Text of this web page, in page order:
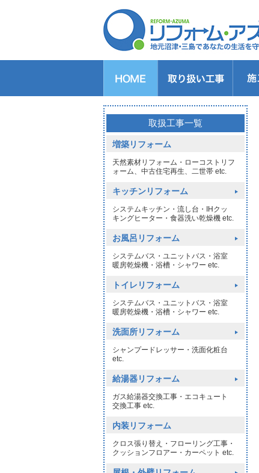
キッチンのリフォーム
バスルームのリフォーム
トイレのリフォーム
洗面所のリフォーム
給湯器交換
窓リフォーム
玄関リフォーム
1DAYリフォーム
外壁・屋根塗装
取扱工事一覧
増築リフォーム
天然素材リフォーム・ローコストリフ
ォーム、中古住宅再生、二世帯 etc.
キッチンリフォーム
システムキッチン・流し台・IHクッ
キングヒーター・食器洗い乾燥機 etc.
お風呂リフォーム
システムバス・ユニットバス・浴室
暖房乾燥機・浴槽・シャワー etc.
トイレリフォーム
システムバス・ユニットバス・浴室
暖房乾燥機・浴槽・シャワー etc.
洗面所リフォーム
シャンプードレッサー・洗面化粧台
etc.
給湯器リフォーム
ガス給湯器交換工事・エコキュート
交換工事 etc.
内装リフォーム
クロス張り替え・フローリング工事・
クッションフロアー・カーペット etc.